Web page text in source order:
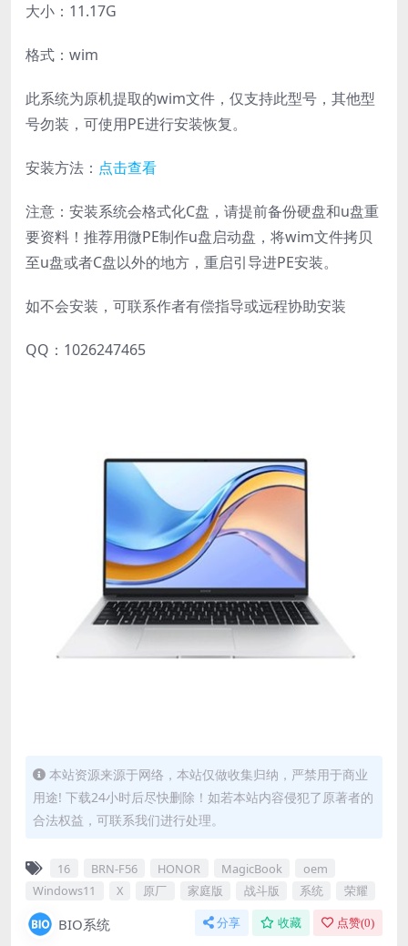
大小：11.17G
格式：wim
此系统为原机提取的wim文件，仅支持此型号，其他型
号勿装，可使用PE进行安装恢复。
安装方法： 点击查看
注意：安装系统会格式化C盘，请提前备份硬盘和u盘重
要资料！推荐用微PE制作u盘启动盘，将wim文件拷贝
至u盘或者C盘以外的地方，重启引导进PE安装。
如不会安装，可联系作者有偿指导或远程协助安装
QQ：1026247465
本站资源来源于网络，本站仅做收集归纳，严禁用于商业
用途! 下载24小时后尽快删除！如若本站内容侵犯了原著者的
合法权益，可联系我们进行处理。
16 BRN-F56 HONOR MagicBook
oem
Windows11
X 原厂 家庭版 战斗版 系统 荣耀
BIO系统 分享 收藏 点赞(0)